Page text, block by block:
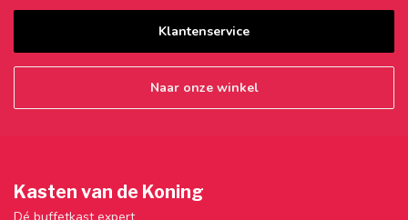
Klantenservice
Naar onze winkel
Kasten van de Koning